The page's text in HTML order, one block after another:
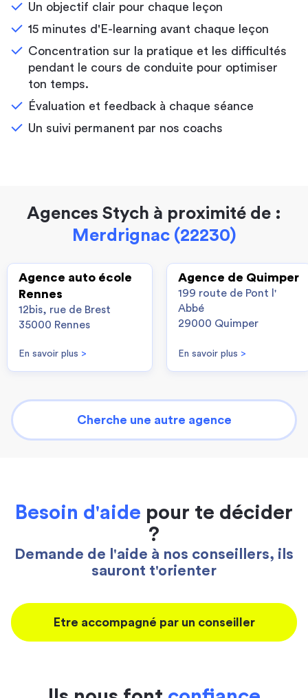
Un objectif clair pour chaque leçon
15 minutes d'E-learning avant chaque leçon
Concentration sur la pratique et les difficultés
pendant le cours de conduite pour optimiser
ton temps.
Évaluation et feedback à chaque séance
Un suivi permanent par nos coachs
Agences Stych à proximité de :
Merdrignac (22230)
Agence auto école
Rennes
12bis, rue de Brest
35000 Rennes
En savoir plus >
Agence de Quimper
199 route de Pont l'
Abbé
29000 Quimper
En savoir plus >
Cherche une autre agence
Besoin d'aide pour te décider
?
Demande de l'aide à nos conseillers, ils
sauront t'orienter
Etre accompagné par un conseiller